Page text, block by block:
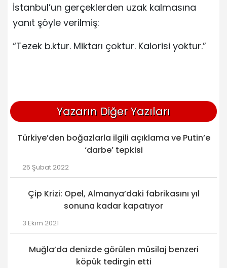
İstanbul’un gerçeklerden uzak kalmasına
yanıt şöyle verilmiş:
“Tezek b.ktur. Miktarı çoktur. Kalorisi yoktur.”
Yazarın Diğer Yazıları
Türkiye’den boğazlarla ilgili açıklama ve Putin’e
‘darbe’ tepkisi
25 Şubat 2022
Çip Krizi: Opel, Almanya’daki fabrikasını yıl
sonuna kadar kapatıyor
3 Ekim 2021
Muğla’da denizde görülen müsilaj benzeri
köpük tedirgin etti